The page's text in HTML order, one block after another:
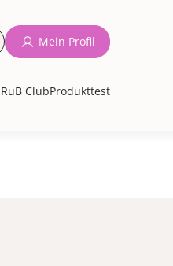
RuB ClubProdukttest
Mein Profil